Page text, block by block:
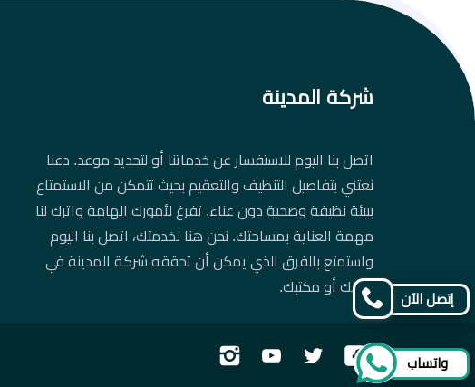
شركة المدينة
اتصل بنا اليوم للاستفسار عن خدماتنا أو لتحديد موعد. دعنا
نعتني بتفاصيل التنظيف والتعقيم بحيث تتمكن من الاستمتاع
ببيئة نظيفة وصحية دون عناء. تفرغ لأمورك الهامة واترك لنا
مهمة العناية بمساحتك. نحن هنا لخدمتك، اتصل بنا اليوم
واستمتع بالفرق الذي يمكن أن تحققه شركة المدينة في
منزلك أو مكتبك.
تابعنا
تابعنا
تابعنا
إتصل الآن
واتساب